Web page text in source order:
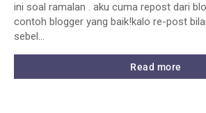
ini soal ramalan . aku cuma repost dari
contoh blogger yang baik!kalo re-post
sebel…
Read more